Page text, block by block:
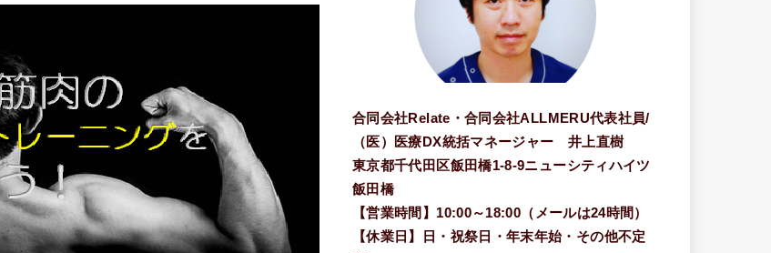
合同会社Relate・合同会社ALLMERU代表社員/
（医）医療DX統括マネージャー 井上直樹
東京都千代田区飯田橋1-8-9ニューシティハイツ
飯田橋
【営業時間】10:00～18:00（メールは24時間）
【休業日】日・祝祭日・年末年始・その他不定